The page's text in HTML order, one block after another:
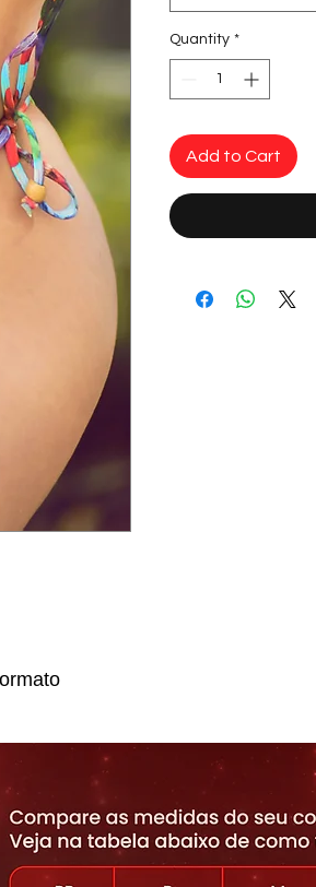
Usada com
Quantity *
Add to Cart